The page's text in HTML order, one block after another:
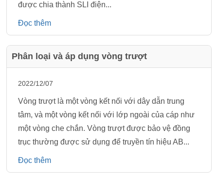
được chia thành SLI điện...
Đọc thêm
Phân loại và áp dụng vòng trượt
2022/12/07
Vòng trượt là một vòng kết nối với dây dẫn trung
tâm, và một vòng kết nối với lớp ngoài của cáp như
một vòng che chắn. Vòng trượt được bảo vệ đồng
trục thường được sử dụng để truyền tín hiệu AB...
Đọc thêm